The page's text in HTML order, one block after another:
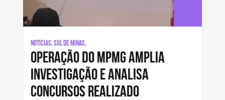
Notícias, Sul de Minas,
Operação do MPMG amplia
investigação e analisa
concursos realizado